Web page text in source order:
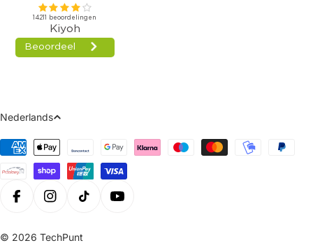
Taal
Nederlands
Betaalmethoden
FacebookInstagramTiktok
© 2026 TechPunt